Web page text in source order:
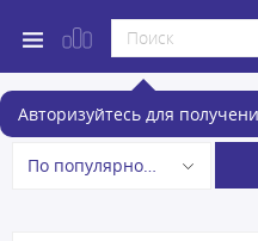
Авторизуйтесь для
Электрогрили
По популярности